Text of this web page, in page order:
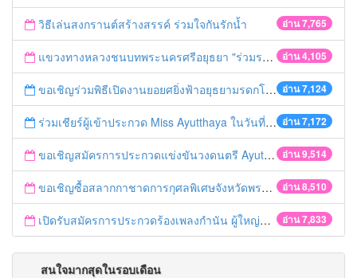
อ่าน 7,765
วิธีเล่นสงกรานต์สร้างสรรค์ ร่วมใจกันรักน้ำ
อ่าน 4,105
แขวงทางหลวงชนบทพระนครศรีอยุธยา "ร่วมรณรงค์ ขับช้า เปิดไฟหน้า คาดเข็มขัด" เทศกาลสงกรานต์ ปี 2561
อ่าน 7,124
ขอเชิญร่วมพิธีเปิดงานยอยศยิ่งฟ้าอยุธยามรดกโลก
อ่าน 7,172
ร่วมเชียร์ผู้เข้าประกวด Miss Ayutthaya ในวันที่ 15 ธันวาคม 2560
อ่าน 9,514
ขอเชิญสมัครการประกวดแข่งขันวงดนตรี Ayutthaya battle of the bands
อ่าน 8,510
ขอเชิญซื้อสลากกาชาดการกุศลพิเศษจังหวัดพระนครศรีอยุธยา 2560
อ่าน 7,833
เปิดรับสมัครการประกวดร้องเพลงกำนัน ผู้ใหญ่บ้าน ฯลฯ
สนใจมากสุดในรอบเดือน